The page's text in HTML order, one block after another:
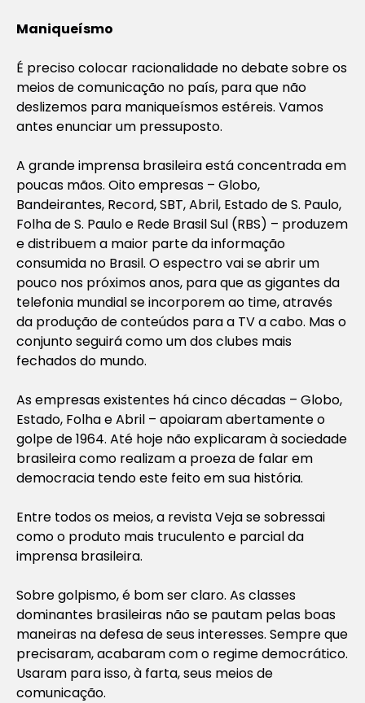
Maniqueísmo
É preciso colocar racionalidade no debate sobre os
meios de comunicação no país, para que não
deslizemos para maniqueísmos estéreis. Vamos
antes enunciar um pressuposto.
A grande imprensa brasileira está concentrada em
poucas mãos. Oito empresas – Globo,
Bandeirantes, Record, SBT, Abril, Estado de S. Paulo,
Folha de S. Paulo e Rede Brasil Sul (RBS) – produzem
e distribuem a maior parte da informação
consumida no Brasil. O espectro vai se abrir um
pouco nos próximos anos, para que as gigantes da
telefonia mundial se incorporem ao time, através
da produção de conteúdos para a TV a cabo. Mas o
conjunto seguirá como um dos clubes mais
fechados do mundo.
As empresas existentes há cinco décadas – Globo,
Estado, Folha e Abril – apoiaram abertamente o
golpe de 1964. Até hoje não explicaram à sociedade
brasileira como realizam a proeza de falar em
democracia tendo este feito em sua história.
Entre todos os meios, a revista Veja se sobressai
como o produto mais truculento e parcial da
imprensa brasileira.
Sobre golpismo, é bom ser claro. As classes
dominantes brasileiras não se pautam pelas boas
maneiras na defesa de seus interesses. Sempre que
precisaram, acabaram com o regime democrático.
Usaram para isso, à farta, seus meios de
comunicação.